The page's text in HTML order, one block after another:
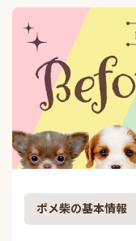
ポメ柴の基本情報